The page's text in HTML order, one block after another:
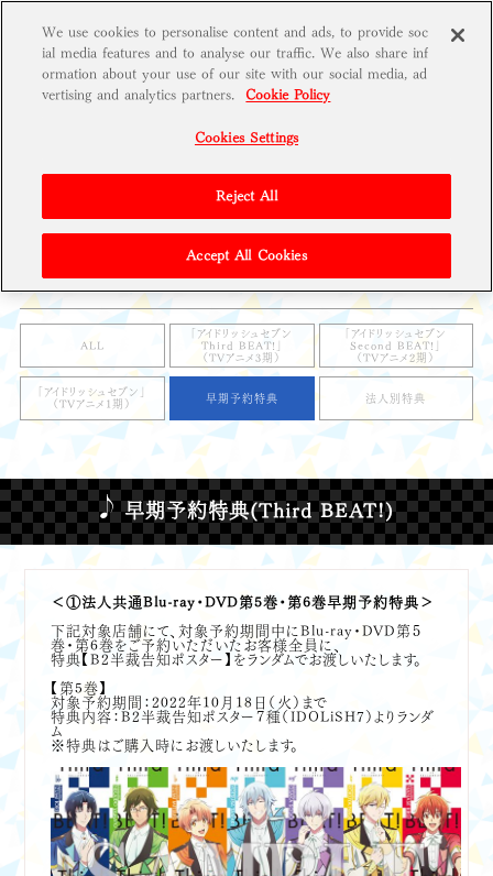
t
CD
ALL
「アイドリッシュセブン
Third BEAT!」
（TVアニメ3期）
「アイドリッシュセブン
Second BEAT!」
（TVアニメ2期）
「アイドリッシュセブン」
（TVアニメ1期）
早期予約特典 法人別特典
早期予約特典(Third BEAT!)
＜①法人共通Blu-ray・DVD第5巻・第6巻早期予約特典＞
下記対象店舗にて、対象予約期間中にBlu-ray・DVD第５
巻・第6巻をご予約いただいたお客様全員に、
特典【B2半裁告知ポスター】をランダムでお渡しいたします。
【第5巻】
対象予約期間：2022年10月18日（火）まで
特典内容：B2半裁告知ポスター７種（IDOLiSH7）よりランダ
ム
※特典はご購入時にお渡しいたします。
We use cookies to personalise content and ads, to provide soc
ial media features and to analyse our traffic. We also share inf
ormation about your use of our site with our social media, ad
vertising and analytics partners.
Cookie Policy
Cookies Settings
Reject All
Accept All Cookies